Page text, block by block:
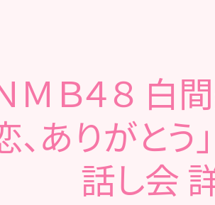
ＭＢ４８ 白
、ありがとう
話し会